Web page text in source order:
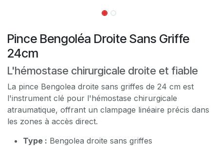
Pince Bengoléa Droite Sans Griffe
24cm
L'hémostase chirurgicale droite et fiable
La pince Bengolea droite sans griffes de 24 cm est
l'instrument clé pour l'hémostase chirurgicale
atraumatique, offrant un clampage linéaire précis dans
les zones à accès direct.
Type : Bengolea droite sans griffes